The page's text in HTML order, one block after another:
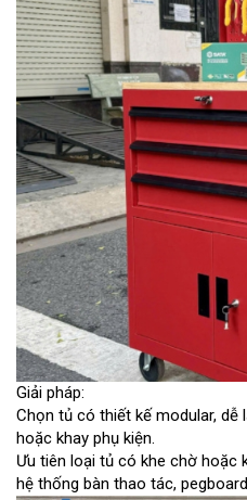
Giải pháp:
Chọn tủ có thiết kế modular, dễ
hoặc khay phụ kiện.
Ưu tiên loại tủ có khe chờ hoặc
hệ thống bàn thao tác,